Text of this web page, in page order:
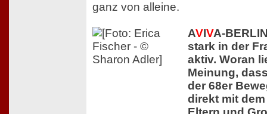
ganz von alleine.
AVIVA-
stark in der
aktiv. Woran
Meinung,
der 68er
direkt mit